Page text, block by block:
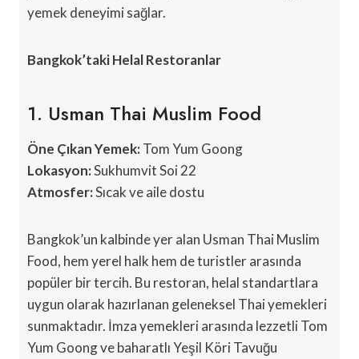
yemek deneyimi sağlar.
Bangkok’taki Helal Restoranlar
1. Usman Thai Muslim Food
Öne Çıkan Yemek:Tom Yum Goong
Lokasyon:Sukhumvit Soi 22
Atmosfer:Sıcak ve aile dostu
Bangkok’un kalbinde yer alan Usman Thai Muslim
Food, hem yerel halk hem de turistler arasında
popüler bir tercih. Bu restoran, helal standartlara
uygun olarak hazırlanan geleneksel Thai yemekleri
sunmaktadır. İmza yemekleri arasında lezzetli Tom
Yum Goong ve baharatlı Yeşil Köri Tavuğu